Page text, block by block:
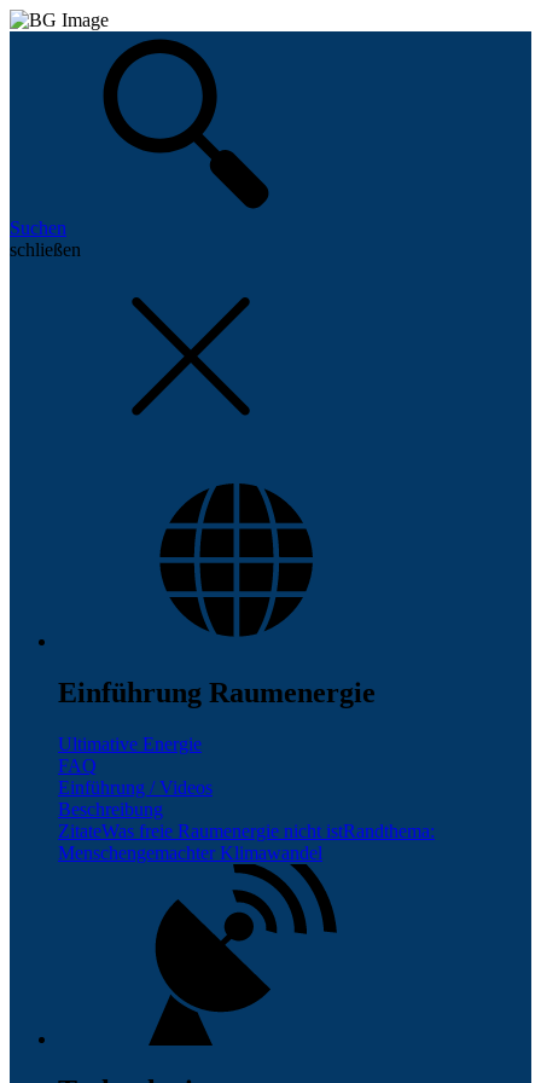
Suchen
schließen
Einführung Raumenergie
Ultimative Energie
FAQ
Einführung / Videos
Beschreibung
ZitateWas freie Raumenergie nicht istRandthema:
Menschengemachter Klimawandel